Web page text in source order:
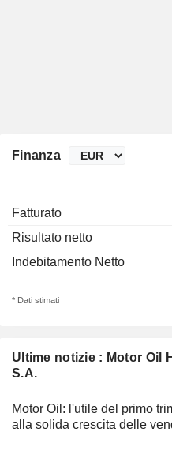
Ultime notizie : Motor Oil
S.A.
Motor Oil: l'utile del primo
alla solida crescita delle
Finanza
Fatturato
Risultato netto
Indebitamento Netto
* Dati stimati